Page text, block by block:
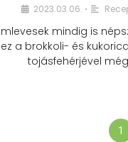
2023.03.06. •
mindig is
a brokkoli- és
tojásfehérjével
1